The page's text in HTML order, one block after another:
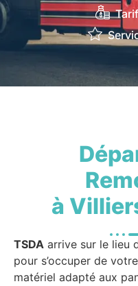
à
TSDA arrive sur le lieu
pour s’occuper de
matériel adapté aux